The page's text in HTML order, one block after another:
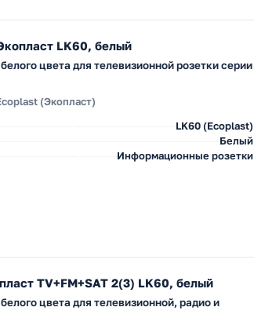
LK60, белый
цвета для телевизионной розетки серии
(Экопласт)
LK60 (Ecoplast)
Белый
Информационные розетки
TV+FM+SAT 2(3) LK60, белый
цвета для телевизионной, радио и